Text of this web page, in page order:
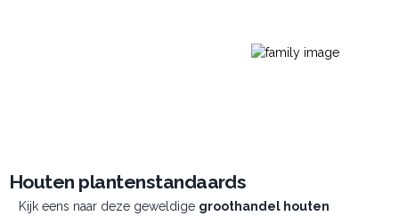
Houten plantenstandaards
Kijk eens naar deze geweldige groothandel houten